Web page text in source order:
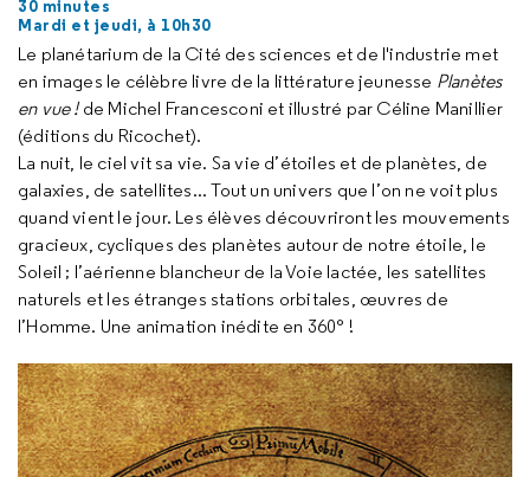
30 minutes
Mardi et jeudi, à 10h30
Le planétarium de la Cité des sciences et de l'industrie met
en images le célèbre livre de la littérature jeunesse Planètes
en vue !de Michel Francesconi et illustré par Céline Manillier
(éditions du Ricochet).
La nuit, le ciel vit sa vie. Sa vie d’étoiles et de planètes, de
galaxies, de satellites... Tout un univers que l’on ne voit plus
quand vient le jour. Les élèves découvriront les mouvements
gracieux, cycliques des planètes autour de notre étoile, le
Soleil ; l’aérienne blancheur de la Voie lactée, les satellites
naturels et les étranges stations orbitales, œuvres de
l’Homme. Une animation inédite en 360° !